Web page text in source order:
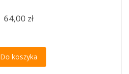
64,00 zł
Do koszyka